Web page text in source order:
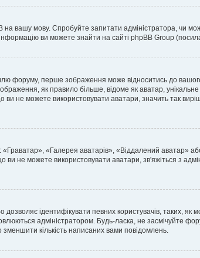
вашу мову. Спробуйте запитати адміністратора, чи
ви можете знайти на сайті phpBB Group
форуму, перше зображення може відноситись до
як правило більше, відоме як аватар,
не можете використовувати аватари, значить так
«Галерея аватарів», «Віддалений аватар»
ви не можете використовувати аватари, зв'яжіться з
ідентифікувати певних користувачів, таких, як
адміністратором. Будь-ласка, не засмічуйте
кількість написаних вами повідомлень.